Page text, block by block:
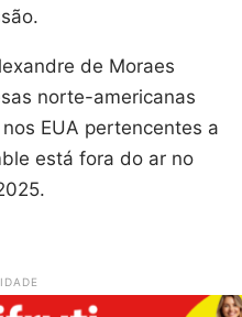
de Moraes
norte-americanas
EUA pertencentes a
está fora do ar no